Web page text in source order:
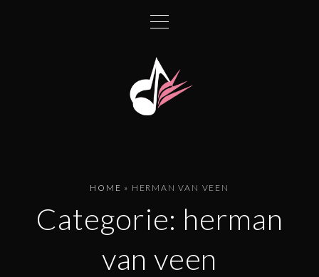
HOME » HERMAN VAN VEEN
Categorie: herman
van veen